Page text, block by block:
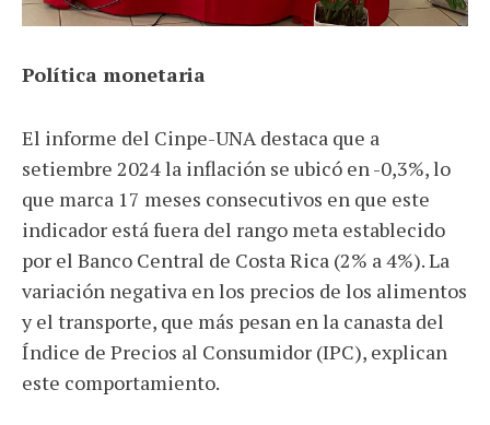
Política monetaria
El informe del Cinpe-UNA destaca que a
setiembre 2024 la inflación se ubicó en -0,3%, lo
que marca 17 meses consecutivos en que este
indicador está fuera del rango meta establecido
por el Banco Central de Costa Rica (2% a 4%). La
variación negativa en los precios de los alimentos
y el transporte, que más pesan en la canasta del
Índice de Precios al Consumidor (IPC), explican
este comportamiento.